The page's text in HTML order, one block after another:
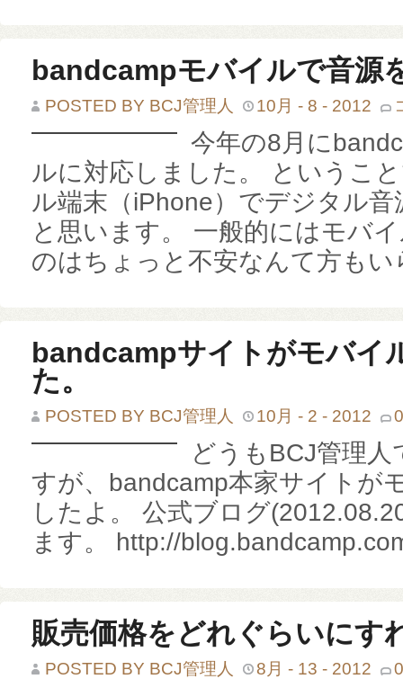
bandcampモバイルで音源
POSTED BY BCJ管理人 10月 - 8 - 2012
モ
ル
で
購
入
し
て
る
今年の8月に
ルに対応しました。 というこ
ル端末（iPhone）でデジタル
と思います。 一般的にはモバ
のはちょっと不安なんて方も
bandcampサイトがモバイ
た。
POSTED BY BCJ管理人 10月 - 2 - 2012
どうもBCJ管理
すが、bandcamp本家サイトが
したよ。 公式ブログ
ます。 http://
販売価格をどれぐらいにす
POSTED BY BCJ管理人 8月 - 13 - 2012